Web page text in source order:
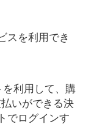
スを利用でき
利用して、購
いができる決
でログインす